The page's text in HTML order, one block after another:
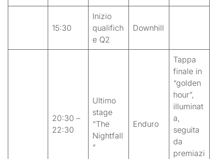
15:30
Inizio
qualifich
e Q2
Downhill
20:30 –
22:30
Ultimo
stage
“The
Nightfall
”
Enduro
Tappa
finale in
“golden
hour”,
illuminat
a,
seguita
da
premiazi